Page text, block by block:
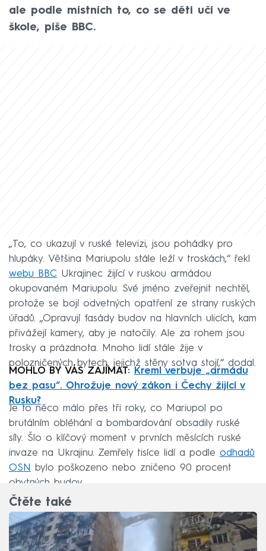
ale podle místních to, co se děti učí ve
škole, píše BBC.
„To, co ukazují v ruské televizi, jsou pohádky pro
hlupáky. Většina Mariupolu stále leží v troskách,“ řekl
webu BBC Ukrajinec žijící v ruskou armádou
okupovaném Mariupolu. Své jméno zveřejnit nechtěl,
protože se bojí odvetných opatření ze strany ruských
úřadů. „Opravují fasády budov na hlavních ulicích, kam
přivážejí kamery, aby je natočily. Ale za rohem jsou
trosky a prázdnota. Mnoho lidí stále žije v
polozničených bytech, jejichž stěny sotva stojí,“ dodal.
MOHLO BY VÁS ZAJÍMAT: Kreml verbuje „armádu
bez pasu“. Ohrožuje nový zákon i Čechy žijící v
Rusku?
Je to něco málo přes tři roky, co Mariupol po
brutálním obléhání a bombardování obsadily ruské
síly. Šlo o klíčový moment v prvních měsících ruské
invaze na Ukrajinu. Zemřely tisíce lidí a podle odhadů
OSN bylo poškozeno nebo zničeno 90 procent
obytných budov.
Čtěte také